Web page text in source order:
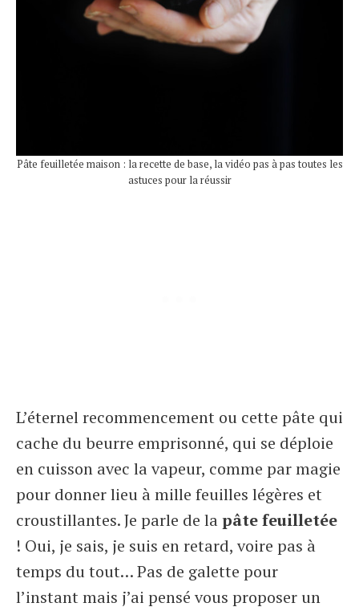
Pâte feuilletée maison : la recette de base, la vidéo pas à pas toutes les
astuces pour la réussir
L’éternel recommencement ou cette pâte qui
cache du beurre emprisonné, qui se déploie
en cuisson avec la vapeur, comme par magie
pour donner lieu à mille feuilles légères et
croustillantes. Je parle de lapâte feuilletée
! Oui, je sais, je suis en retard, voire pas à
temps du tout… Pas de galette pour
l’instant mais j’ai pensé vous proposer un